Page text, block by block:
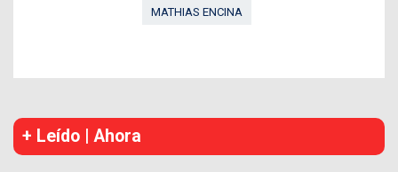
MATHIAS ENCINA
+ Leído | Ahora